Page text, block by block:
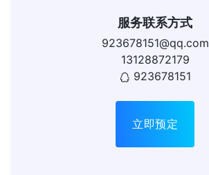
服务联系方式
923678151@qq.com
13128872179
923678151
立即预定